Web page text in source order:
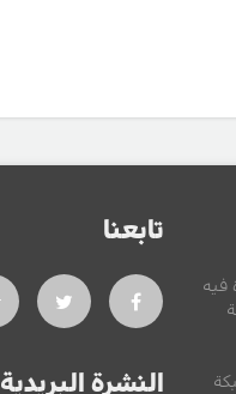
فيه
تابعنا
النشرة البريدية